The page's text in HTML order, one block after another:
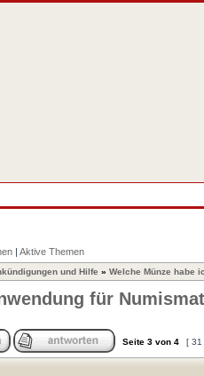
| Aktive Themen
und Hilfe » Welche Münze habe
für
Seite 3 von 4 [ 31